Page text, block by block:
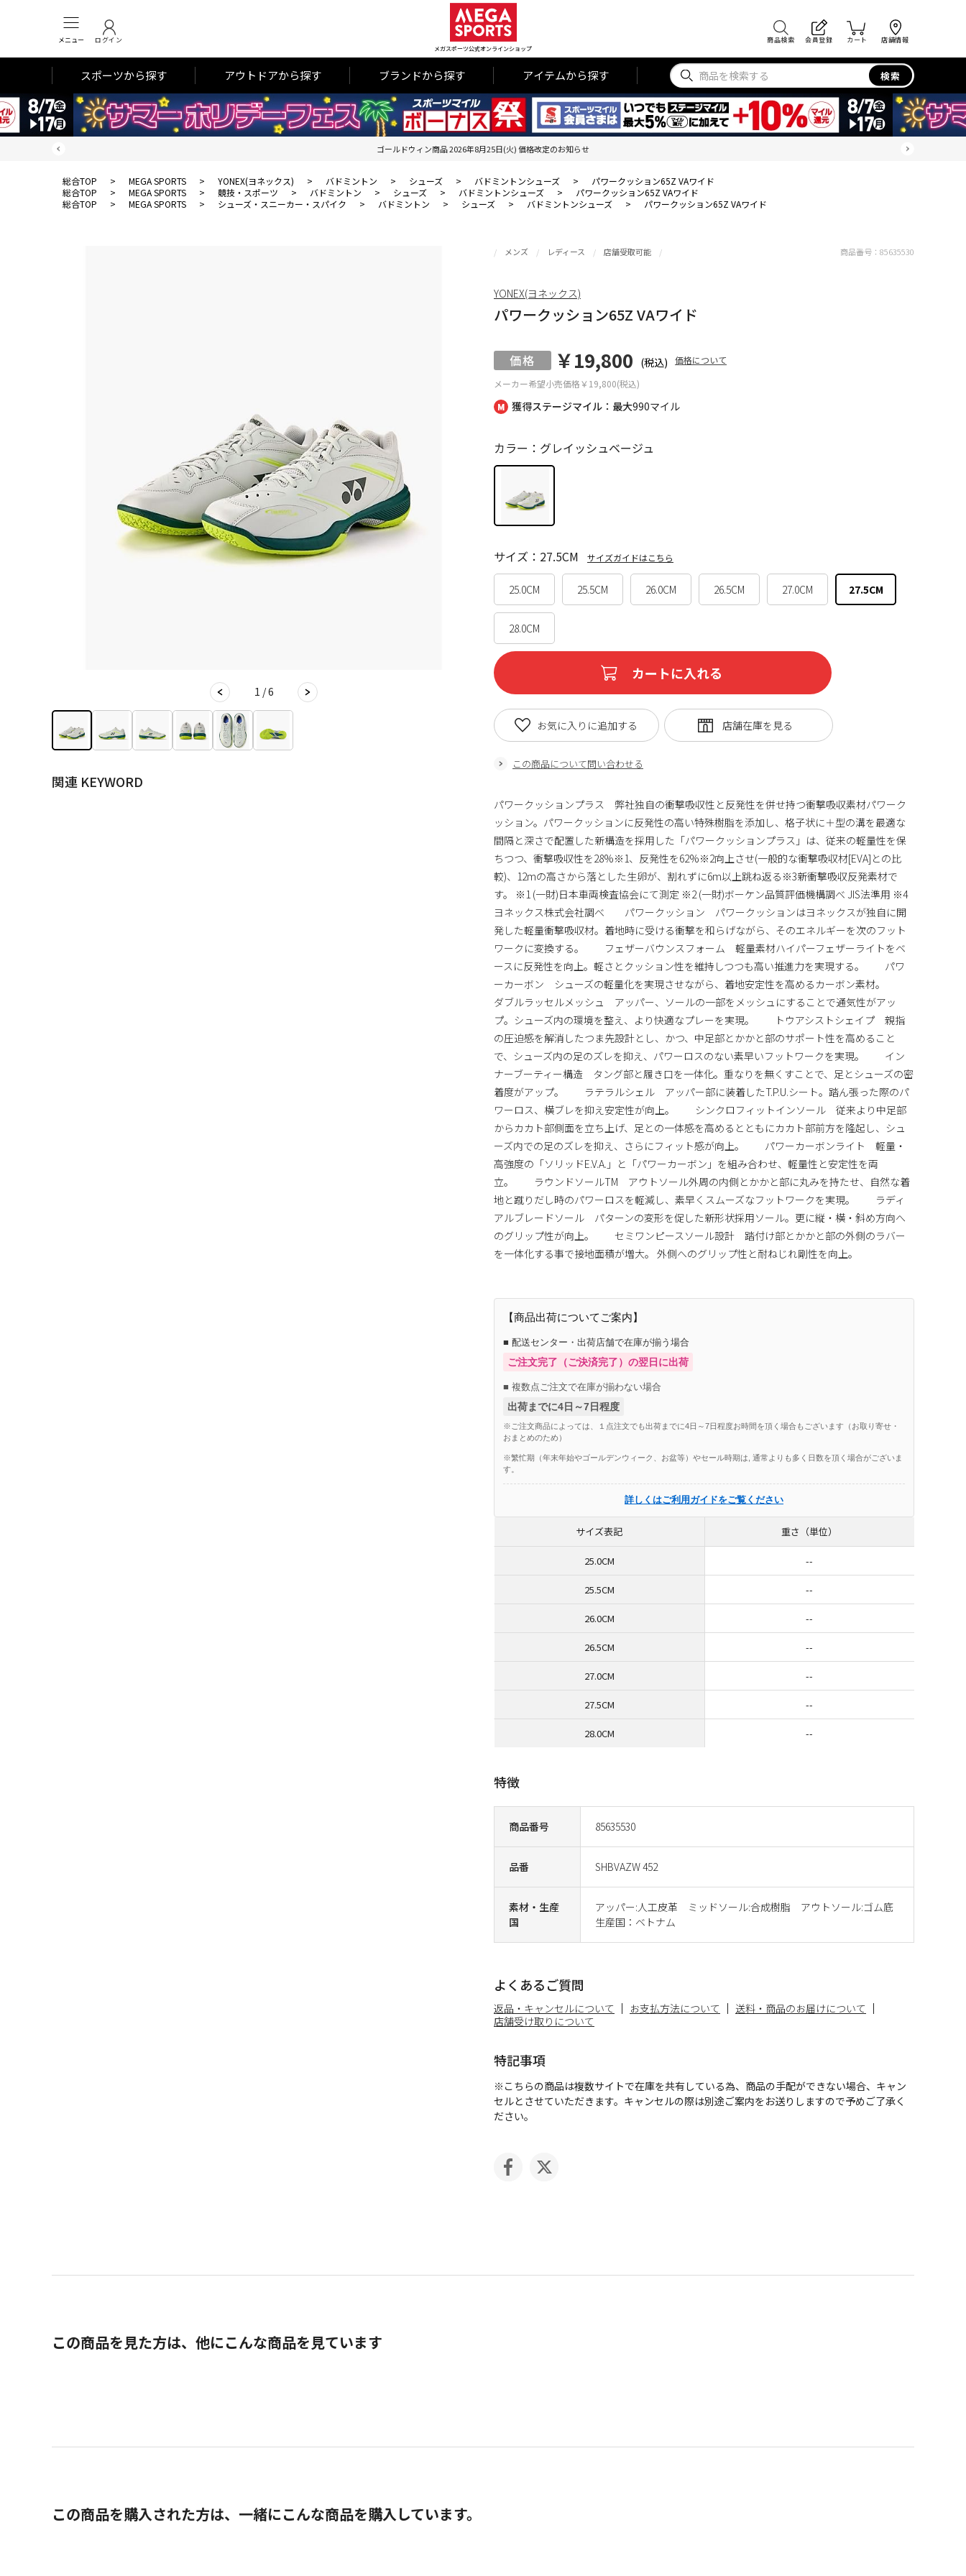
メニュー ログイン
メガスポーツ公式オンラインショップ
商品検索 会員登録 カート 店舗情報
スポーツから探す アウトドアから探す ブランドから探す アイテムから探す 検索
ゴールドウィン商品 2026年8月25日(火) 価格改定のお知らせ
総合TOP > MEGA SPORTS > YONEX(ヨネックス) > バドミントン > シューズ > バドミントンシューズ >
パワークッション65Z VAワイド
総合TOP
> MEGA SPORTS > 競技・スポーツ > バドミントン > シューズ > バドミントンシューズ >
パワークッション65Z VAワイド
総合TOP
> MEGA SPORTS > シューズ・スニーカー・スパイク > バドミントン > シューズ > バドミントンシューズ > パワークッション65Z VAワイド
1 / 6
関連 KEYWORD
獲得ステージマイル：最大990マイル
メンズ レディース 店舗受取可能
パワークッション65Z VAワイド
メーカー希望小売価格￥19,800(税込)
￥19,800 (税込) 価格について
商品番号 85635530
品番 SHBVAZW 452
素材・生産
国
アッパー:人工皮革 ミッドソール:合成樹脂 アウトソール:ゴム底
生産国：ベトナム
カラー：グレイッシュベージュ
25.0CM 25.5CM 26.0CM 26.5CM 27.0CM 27.5CM
28.0CM
サイズ：27.5CM サイズガイドはこちら
カートに入れる
この商品について問い合わせる
お気に入りに追加する
商品番号： 85635530
YONEX(ヨネックス)
パワークッションプラス 弊社独自の衝撃吸収性と反発性を併せ持つ衝撃吸収素材パワーク
ッション。パワークッションに反発性の高い特殊樹脂を添加し、格子状に＋型の溝を最適な
間隔と深さで配置した新構造を採用した「パワークッションプラス」は、従来の軽量性を保
ちつつ、衝撃吸収性を28%※1、反発性を62%※2向上させ(一般的な衝撃吸収材[EVA]との比
較)、12mの高さから落とした生卵が、割れずに6m以上跳ね返る※3新衝撃吸収反発素材で
す。 ※1 (一財)日本車両検査協会にて測定 ※2 (一財)ボーケン品質評価機構調べ JIS法準用 ※4
ヨネックス株式会社調べ パワークッション パワークッションはヨネックスが独自に開
発した軽量衝撃吸収材。着地時に受ける衝撃を和らげながら、そのエネルギーを次のフット
ワークに変換する。 フェザーバウンスフォーム 軽量素材ハイパーフェザーライトをベ
ースに反発性を向上。軽さとクッション性を維持しつつも高い推進力を実現する。 パワ
ーカーボン シューズの軽量化を実現させながら、着地安定性を高めるカーボン素材。
ダブルラッセルメッシュ アッパー、ソールの一部をメッシュにすることで通気性がアッ
プ。シューズ内の環境を整え、より快適なプレーを実現。 トウアシストシェイプ 親指
の圧迫感を解消したつま先設計とし、かつ、中足部とかかと部のサポート性を高めること
で、シューズ内の足のズレを抑え、パワーロスのない素早いフットワークを実現。 イン
ナーブーティー構造 タング部と履き口を一体化。重なりを無くすことで、足とシューズの密
着度がアップ。 ラテラルシェル アッパー部に装着したT.P.U.シート。踏ん張った際のパ
ワーロス、横ブレを抑え安定性が向上。 シンクロフィットインソール 従来より中足部
からカカト部側面を立ち上げ、足との一体感を高めるとともにカカト部前方を隆起し、シュ
ーズ内での足のズレを抑え、さらにフィット感が向上。 パワーカーボンライト 軽量・
高強度の「ソリッドE.V.A.」と「パワーカーボン」を組み合わせ、軽量性と安定性を両
立。 ラウンドソールTM アウトソール外周の内側とかかと部に丸みを持たせ、自然な着
地と蹴りだし時のパワーロスを軽減し、素早くスムーズなフットワークを実現。 ラディ
アルブレードソール パターンの変形を促した新形状採用ソール。更に縦・横・斜め方向へ
のグリップ性が向上。 セミワンピースソール設計 踏付け部とかかと部の外側のラバー
を一体化する事で接地面積が増大。 外側へのグリップ性と耐ねじれ剛性を向上。
【商品出荷についてご案内】
■ 配送センター・出荷店舗で在庫が揃う場合
ご注文完了（ご決済完了）の翌日に出荷
■ 複数点ご注文で在庫が揃わない場合
出荷までに4日～7日程度
※ご注文商品によっては、１点注文でも出荷までに4日～7日程度お時間を頂く場合もございます（お取り寄せ・
おまとめのため）
※繁忙期（年末年始やゴールデンウィーク、お盆等）やセール時期は, 通常よりも多く日数を頂く場合がございま
す。
詳しくはご利用ガイドをご覧ください
特徴
よくあるご質問
返品・キャンセルについて お支払方法について
送料・商品のお届けについて
店舗受け取りについて
特記事項
※こちらの商品は複数サイトで在庫を共有している為、商品の手配ができない場合、キャン
セルとさせていただきます。キャンセルの際は別途ご案内をお送りしますので予めご了承く
ださい。
サイズ表記 重さ（単位）
25.0CM --
25.5CM --
26.0CM --
26.5CM --
27.0CM --
27.5CM --
28.0CM --
この商品を見た方は、他にこんな商品を見ています
この商品を購入された方は、一緒にこんな商品を購入しています。